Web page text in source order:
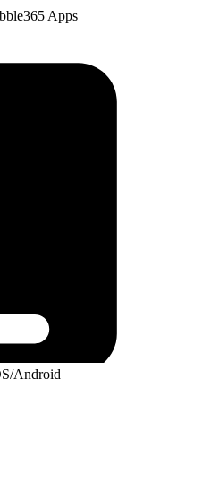
Apps
Android